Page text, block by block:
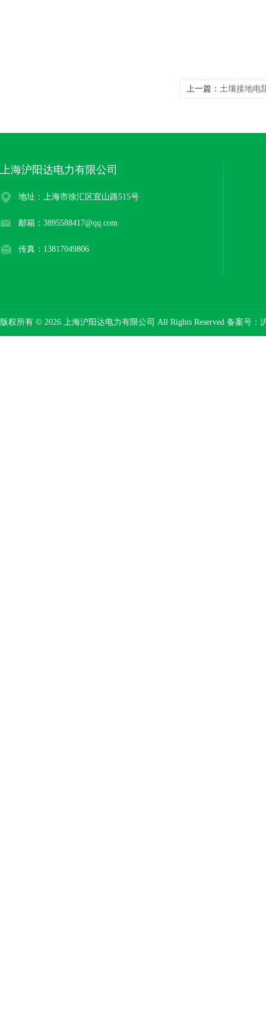
上一篇： 土壤接地电
上海沪阳达电力有限公司
地址：上海市徐汇区宜山路515号
邮箱：3895588417@qq.com
传真：13817049806
版权所有 © 2026 上海沪阳达电力有限公司 All Rights Reserved 备案号：